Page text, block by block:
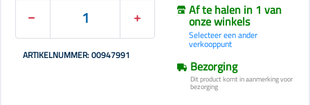
ARTIKELNUMMER: 00947991
Af te halen in 1 van
onze winkels
Selecteer een ander
verkooppunt
Bezorging
Dit product komt in aanmerking voor
bezorging